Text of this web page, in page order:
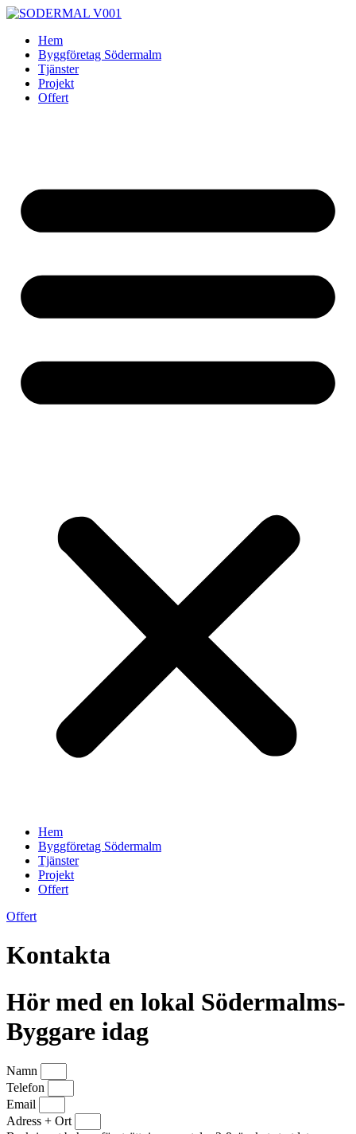
Skip
contentHem
Byggföretag Södermalm
Tjänster
Projekt
Offert
Hem
Byggföretag Södermalm
Tjänster
Projekt
Offert
Offert
Kontakta
Hör med en lokal Södermalms-
Byggare idag
Namn
Telefon
Email
Adress + Ort